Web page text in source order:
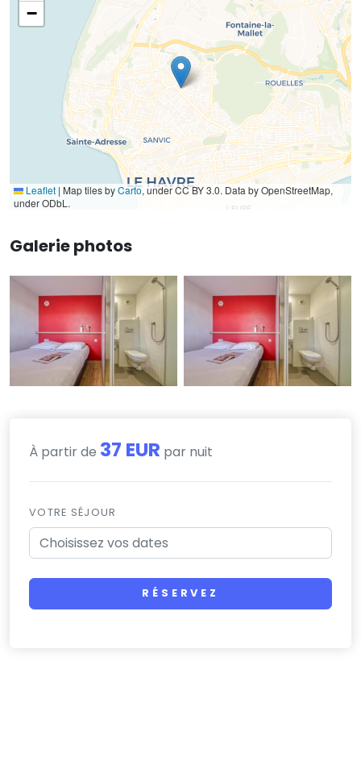
−
Leaflet | Map tiles byCarto, under CC BY 3.0. Data by OpenStreetMap,
under ODbL.
Galerie photos
À partir de 37 EUR par nuit
VOTRE SÉJOUR
RÉSERVEZ